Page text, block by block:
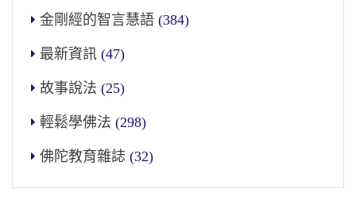
金剛經的智言慧語 (384)
最新資訊 (47)
故事說法 (25)
輕鬆學佛法 (298)
佛陀教育雜誌 (32)